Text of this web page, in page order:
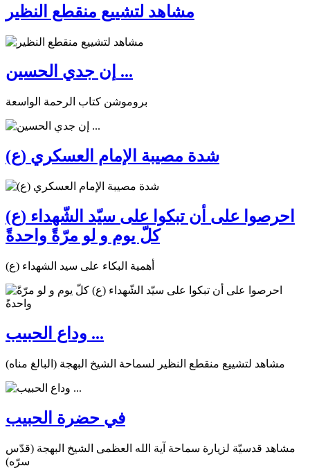
مشاهد لتشييع منقطع النظير
إن جدي الحسين ...
بروموشن كتاب الرحمة الواسعة
شدة مصيبة الإمام العسكري (ع)
احرصوا على أن تبكوا على سيّد الشّهداء (ع)
كلّ يوم و لو مرّةً واحدةً
أهمية البكاء على سيد الشهداء (ع)
وداع الحبيب ...
مشاهد لتشييع منقطع النظير لسماحة الشيخ البهجة (البالغ مناه)
في حضرة الحبيب
مشاهد قدسيّة لزيارة سماحة آية الله العظمى الشيخ البهجة (قدّس
سرّه)